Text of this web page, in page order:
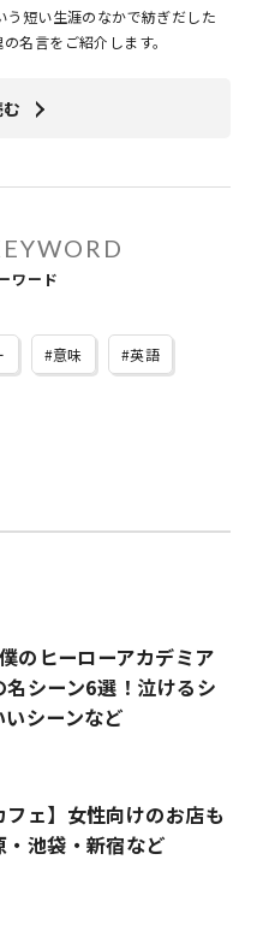
う短い生涯のなかで紡ぎだした
名言をご紹介します。
ワード
意味 英語
のヒーローアカデミア
名シーン6選！泣けるシ
シーンなど
フェ】女性向けのお店も
・池袋・新宿など